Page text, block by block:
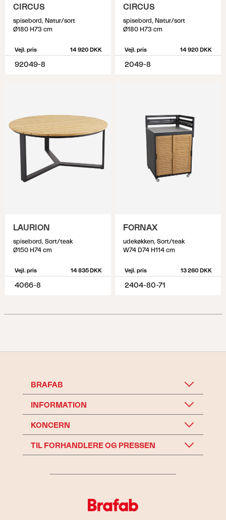
CIRCUS
spisebord, Natur/sort
Ø180 H73 cm
Vejl. pris 14 920 DKK
92049-8
CIRCUS
spisebord, Natur/sort
Ø180 H73 cm
Vejl. pris 14 920 DKK
2049-8
LAURION
spisebord, Sort/teak
Ø150 H74 cm
Vejl. pris 14 835 DKK
4066-8
FORNAX
udekøkken, Sort/teak
W74 D74 H114 cm
Vejl. pris 13 260 DKK
2404-80-71
BRAFAB
INFORMATION
KONCERN
TIL FORHANDLERE OG PRESSEN